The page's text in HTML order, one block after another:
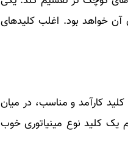
خواهد بود. اغلب کلیدهای
کلید کارآمد و مناسب، در میان
کلید نوع مینیاتوری خوب